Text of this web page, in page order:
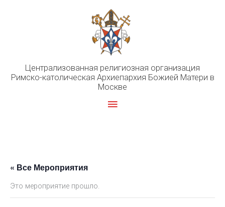
Централизованная религиозная организация
Римско-католическая Архиепархия Божией Матери в
Москве
Главное
« Все Мероприятия
Это мероприятие прошло.